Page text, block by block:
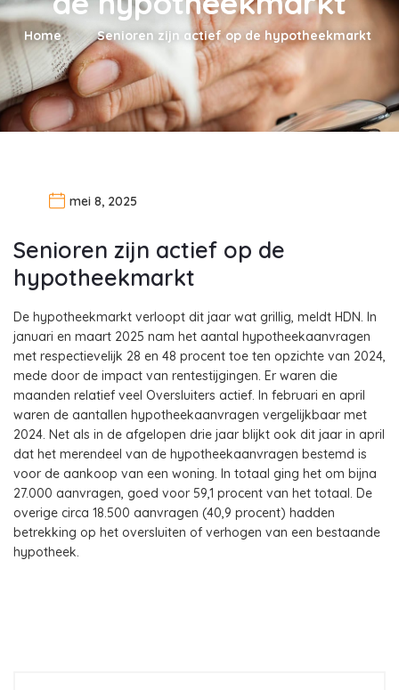
Home Senioren zijn actief op de hypotheekmarkt
mei 8, 2025
Senioren zijn actief op de
hypotheekmarkt
De hypotheekmarkt verloopt dit jaar wat grillig, meldt HDN. In
januari en maart 2025 nam het aantal hypotheekaanvragen
met respectievelijk 28 en 48 procent toe ten opzichte van 2024,
mede door de impact van rentestijgingen. Er waren die
maanden relatief veel Oversluiters actief. In februari en april
waren de aantallen hypotheekaanvragen vergelijkbaar met
2024. Net als in de afgelopen drie jaar blijkt ook dit jaar in april
dat het merendeel van de hypotheekaanvragen bestemd is
voor de aankoop van een woning. In totaal ging het om bijna
27.000 aanvragen, goed voor 59,1 procent van het totaal. De
overige circa 18.500 aanvragen (40,9 procent) hadden
betrekking op het oversluiten of verhogen van een bestaande
hypotheek.